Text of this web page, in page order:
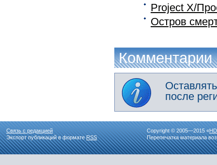
Project X/
Остров
Комментарии
после
Связь с редакцией
Экспорт публикаций в форматеRSS
Copyright © 2005—2015 «
Перепечатка материала